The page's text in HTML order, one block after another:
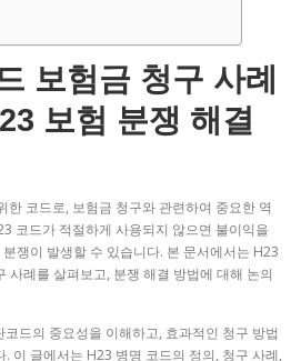
보험금 청구 사례
보험 분쟁 해결
한 코드로, 보험금 청구와 관련하여 중요한 역
코드가 적절하게 사용되지 않으면 불이익을
쟁이 발생할 수 있습니다. 본 문서에서는 H23
사례를 살펴보고, 분쟁 해결 방법에 대해 논의
드의 중요성을 이해하고, 효과적인 청구 방법
이 글에서는 H23 병명 코드의 정의, 청구 사례,